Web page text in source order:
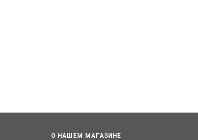
О НАШЕМ МАГАЗИНЕ